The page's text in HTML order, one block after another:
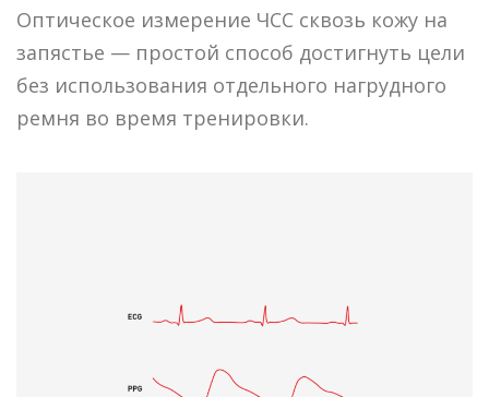
Оптическое измерение ЧСС сквозь кожу на
запястье — простой способ достигнуть цели
без использования отдельного нагрудного
ремня во время тренировки.